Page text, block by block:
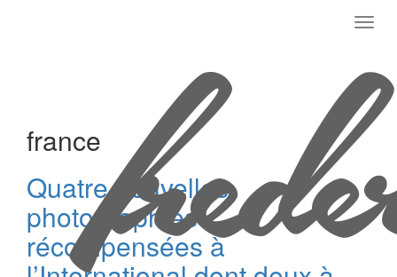
france
Quatre nouvelles
photographies
récompensées à